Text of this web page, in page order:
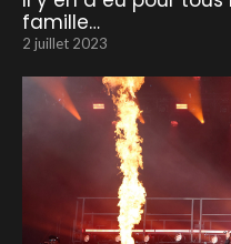
famille…
2 juillet 2023